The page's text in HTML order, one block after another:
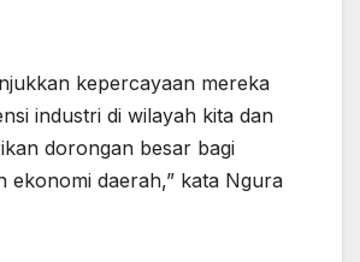
kepercayaan mereka
industri di wilayah kita dan
dorongan besar bagi
ekonomi daerah,” kata Ngura